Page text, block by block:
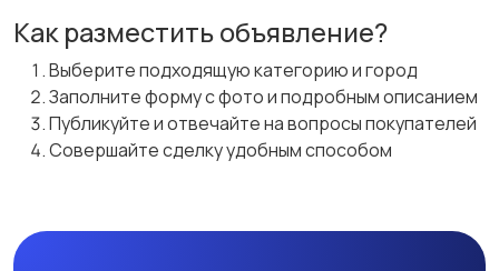
Как разместить объявление?
Выберите подходящую категорию и город
Заполните форму с фото и подробным описанием
Публикуйте и отвечайте на вопросы покупателей
Совершайте сделку удобным способом